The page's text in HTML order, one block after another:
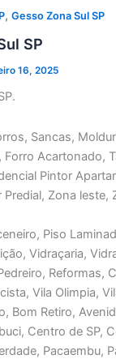
,Gesso Zona Sul SP
SP
16, 2025
Sancas,
Forro Acartonado,
Pintor
Zona leste,
Piso
Vidraçaria,
Reformas,
Vila Olimpia,
Bom Retiro,
Centro de SP,
Pacaembu,